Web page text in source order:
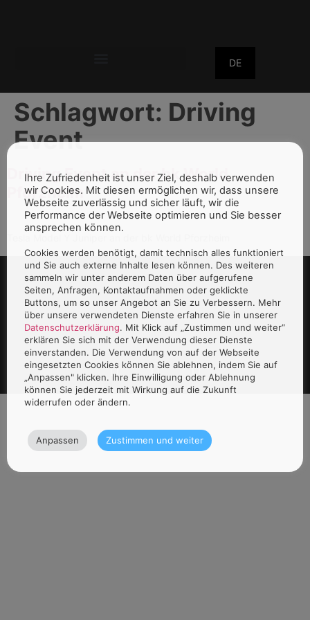
DE
Schlagwort: Driving
Event
Driving Event an der bk World
Pforzheim
Ihre Zufriedenheit ist unser Ziel, deshalb verwenden
wir Cookies. Mit diesen ermöglichen wir, dass unsere
Webseite zuverlässig und sicher läuft, wir die
Performance der Webseite optimieren und Sie besser
ansprechen können.
Cookies werden benötigt, damit technisch alles funktioniert
und Sie auch externe Inhalte lesen können. Des weiteren
sammeln wir unter anderem Daten über aufgerufene
Seiten, Anfragen, Kontaktaufnahmen oder geklickte
Buttons, um so unser Angebot an Sie zu Verbessern. Mehr
über unsere verwendeten Dienste erfahren Sie in unserer
Datenschutzerklärung. Mit Klick auf „Zustimmen und weiter“
erklären Sie sich mit der Verwendung dieser Dienste
einverstanden. Die Verwendung von auf der Webseite
eingesetzten Cookies können Sie ablehnen, indem Sie auf
„Anpassen" klicken. Ihre Einwilligung oder Ablehnung
können Sie jederzeit mit Wirkung auf die Zukunft
widerrufen oder ändern.
Anpassen Zustimmen und weiter